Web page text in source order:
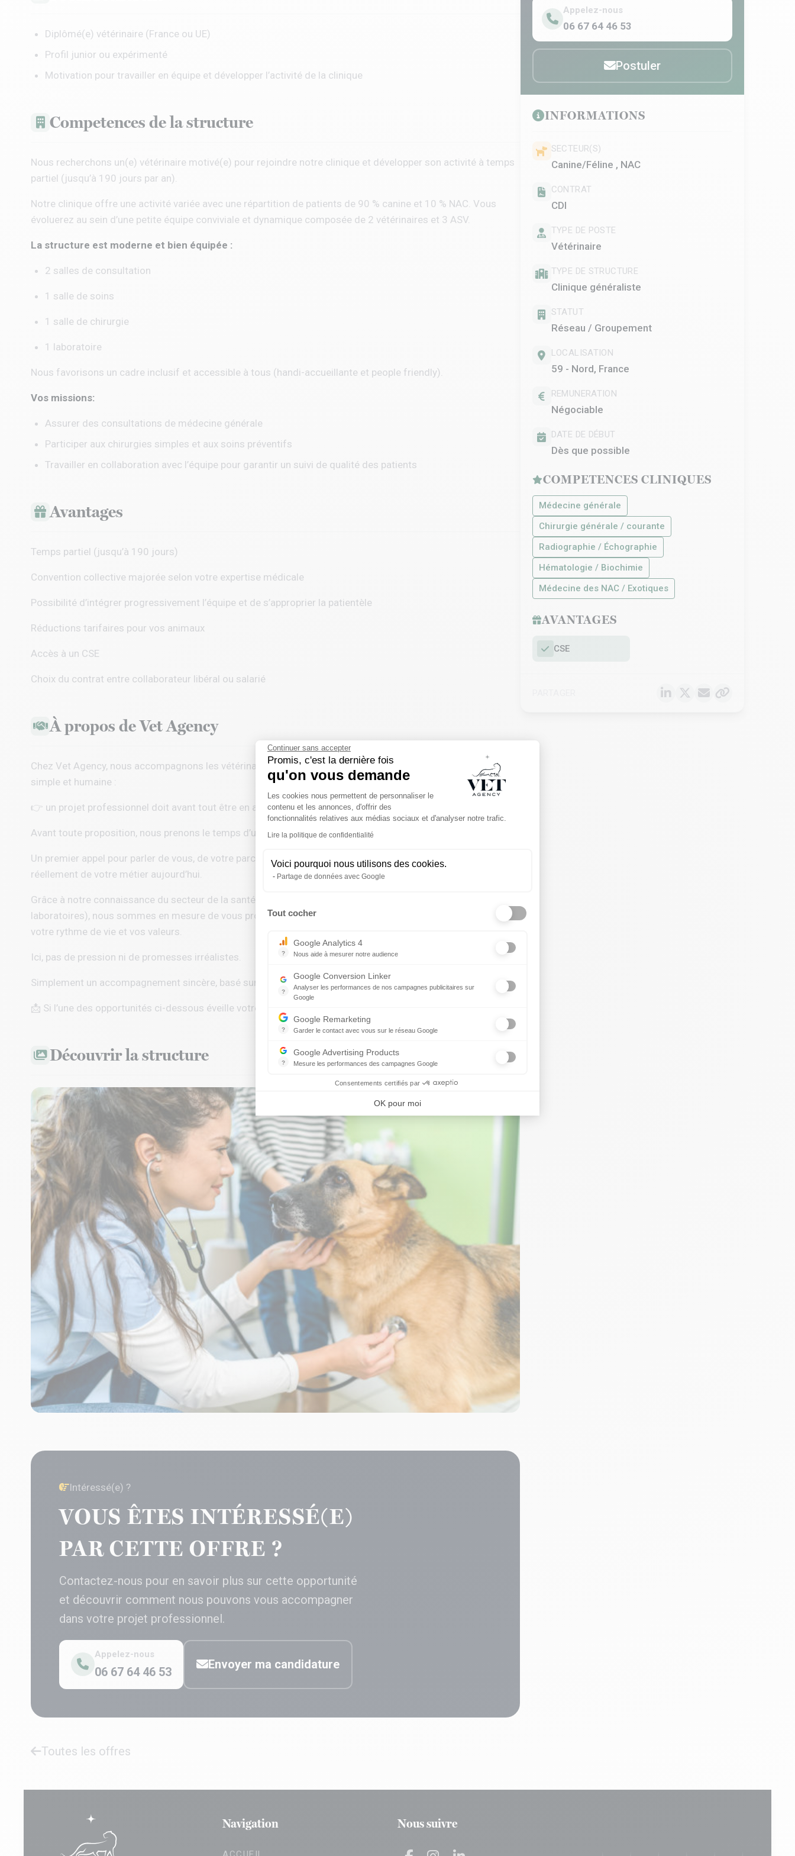
Continuer sans accepter
Promis, c'est la dernière fois
qu'on vous demande
Plateforme de Gestion du Consentement : Personnalisez vos Options
Les cookies nous permettent de personnaliser le
contenu et les annonces, d'offrir des
fonctionnalités relatives aux médias sociaux et d'analyser notre trafic.
Lire la politique de confidentialité
Voici pourquoi nous utilisons des cookies.
Partage de données avec Google
Tout cocher
?
Google Analytics 4
Nous aide à mesurer notre audience
?
Google Conversion Linker
Analyser les performances de nos campagnes publicitaires sur
Google
?
Google Remarketing
Garder le contact avec vous sur le réseau Google
?
Google Advertising Products
Mesure les performances des campagnes Google
Consentements certifiés par
OK pour moi
Diplômé(e) vétérinaire (France ou UE)
Profil junior ou expérimenté
Motivation pour travailler en équipe et développer l’activité de la clinique
Competences de la structure
Nous recherchons un(e) vétérinaire motivé(e) pour rejoindre notre clinique et développer son activité à temps
partiel (jusqu’à 190 jours par an).
Notre clinique offre une activité variée avec une répartition de patients de 90 % canine et 10 % NAC. Vous
évoluerez au sein d’une petite équipe conviviale et dynamique composée de 2 vétérinaires et 3 ASV.
La structure est moderne et bien équipée :
2 salles de consultation
1 salle de soins
1 salle de chirurgie
1 laboratoire
Nous favorisons un cadre inclusif et accessible à tous (handi-accueillante et people friendly).
Vos missions:
Assurer des consultations de médecine générale
Participer aux chirurgies simples et aux soins préventifs
Travailler en collaboration avec l’équipe pour garantir un suivi de qualité des patients
Avantages
Temps partiel (jusqu’à 190 jours)
Convention collective majorée selon votre expertise médicale
Possibilité d’intégrer progressivement l’équipe et de s’approprier la patientèle
Réductions tarifaires pour vos animaux
Accès à un CSE
Choix du contrat entre collaborateur libéral ou salarié
À propos de Vet Agency
Chez Vet Agency, nous accompagnons les vétérinaires et ASV en France et à l’international avec une approche
simple et humaine :
👉 un projet professionnel doit avant tout être en accord avec la personne qui le porte.
Avant toute proposition, nous prenons le temps d’un échange confidentiel, gratuit et sans engagement.
Un premier appel pour parler de vous, de votre parcours, de votre quotidien, et de ce que vous attendez
réellement de votre métier aujourd’hui.
Grâce à notre connaissance du secteur de la santé animale (cliniques indépendantes, groupements, CHV,
laboratoires), nous sommes en mesure de vous proposer des opportunités cohérentes avec vos attentes,
votre rythme de vie et vos valeurs.
Ici, pas de pression ni de promesses irréalistes.
Simplement un accompagnement sincère, basé sur l’écoute, la transparence et le respect de vos choix.
📩 Si l’une des opportunités ci-dessous éveille votre curiosité, nous serons ravis d’en discuter avec vous.
Découvrir la structure
Intéressé(e) ?
VOUS ÊTES INTÉRESSÉ(E)
PAR CETTE OFFRE ?
Contactez-nous pour en savoir plus sur cette opportunité
et découvrir comment nous pouvons vous accompagner
dans votre projet professionnel.
Appelez-nous
06 67 64 46 53
Envoyer ma candidature
Toutes les offres
Appelez-nous
06 67 64 46 53
Postuler
INFORMATIONS
SECTEUR(S)
Canine/Féline , NAC
CONTRAT
CDI
TYPE DE POSTE
Vétérinaire
TYPE DE STRUCTURE
Clinique généraliste
STATUT
Réseau / Groupement
LOCALISATION
59 - Nord, France
REMUNERATION
Négociable
DATE DE DÉBUT
Dès que possible
COMPETENCES CLINIQUES
Médecine générale
Chirurgie générale / courante
Radiographie / Échographie
Hématologie / Biochimie
Médecine des NAC / Exotiques
AVANTAGES
CSE
Navigation Nous suivre